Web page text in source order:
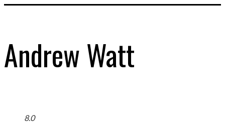
Andrew Watt
8.0